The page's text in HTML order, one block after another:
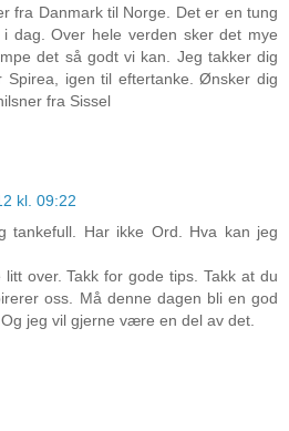
fra Danmark til Norge. Det er en tung
dag. Over hele verden sker det mye
det så godt vi kan. Jeg takker dig
Spirea, igen til eftertanke. Ønsker dig
fra Sissel
kl. 09:22
tankefull. Har ikke Ord. Hva kan jeg
over. Takk for gode tips. Takk at du
oss. Må denne dagen bli en god
jeg vil gjerne være en del av det.